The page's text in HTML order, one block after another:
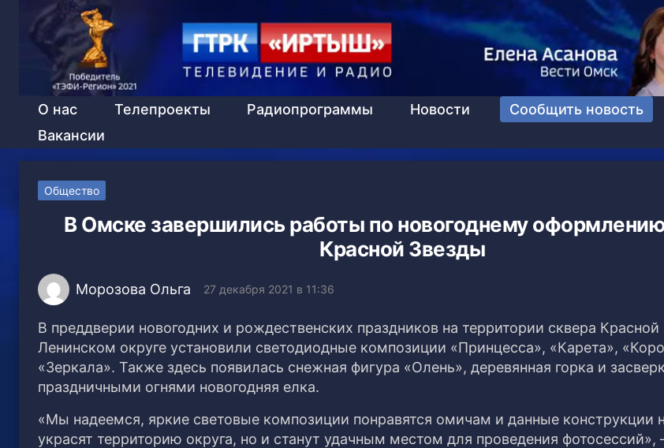
О нас Телепроекты Радиопрограммы Новости Сообщить новость
Вакансии
Общество
В Омске завершились работы по новогоднему
Красной Звезды
Морозова Ольга 27 декабря 2021 в 11:36
В преддверии новогодних и рождественских праздников на территории сквера
Ленинском округе установили светодиодные композиции «Принцесса», «Карета»,
«Зеркала». Также здесь появилась снежная фигура «Олень», деревянная горка и
праздничными огнями новогодняя елка.
«Мы надеемся, яркие световые композиции понравятся омичам и данные конструкции
украсят территорию округа, но и станут удачным местом для проведения фотосессий»,